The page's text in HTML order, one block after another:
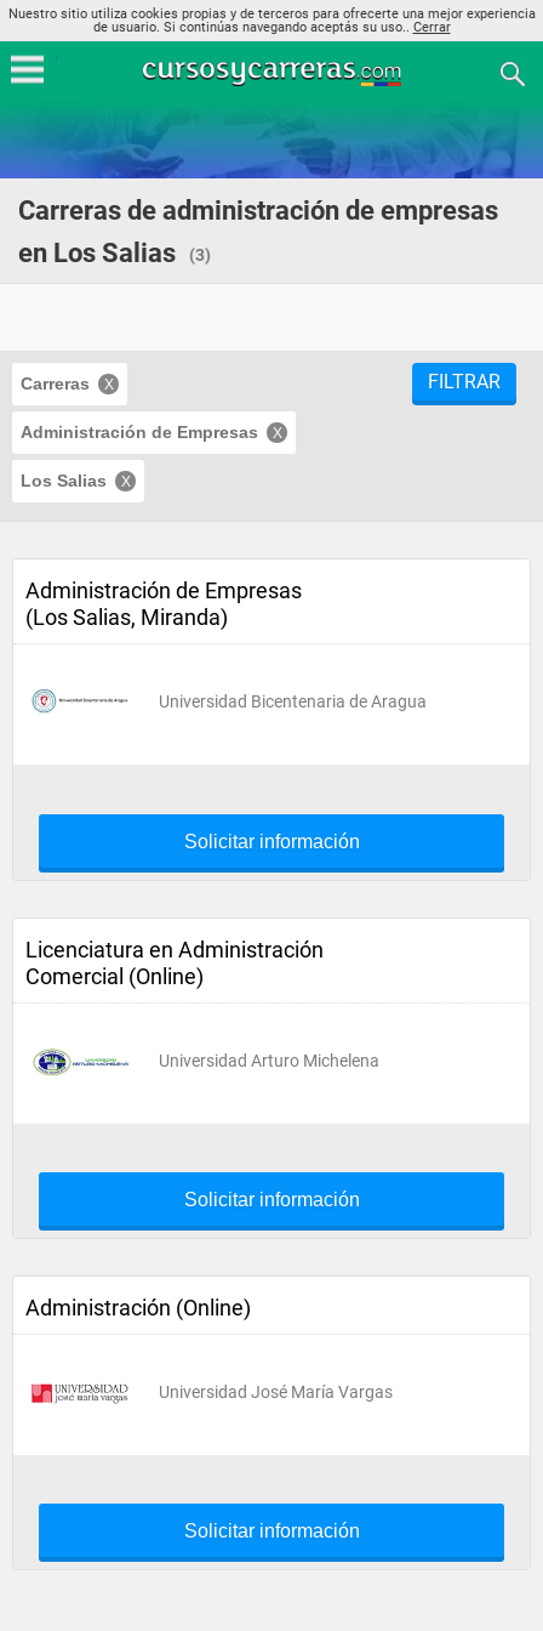
Nuestro sitio utiliza cookies propias y de terceros para ofrecerte una mejor experiencia
de usuario. Si continúas navegando aceptás su uso.. Cerrar
Carreras de administración de empresas
en Los Salias
(3)
Carreras
Administración de Empresas
Los Salias
FILTRAR
Administración de Empresas
(Los Salias, Miranda)
Universidad Bicentenaria de Aragua
Solicitar información
Licenciatura en Administración
Comercial (Online)
Universidad Arturo Michelena
Solicitar información
Administración (Online)
Universidad José María Vargas
Solicitar información